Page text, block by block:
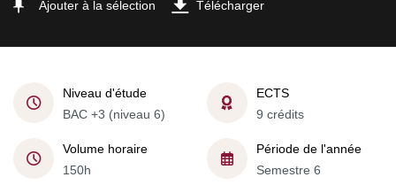
Ajouter à la sélection Télécharger
Niveau d'étude
BAC +3 (niveau 6)
ECTS
9 crédits
Volume horaire
150h
Période de l'année
Semestre 6